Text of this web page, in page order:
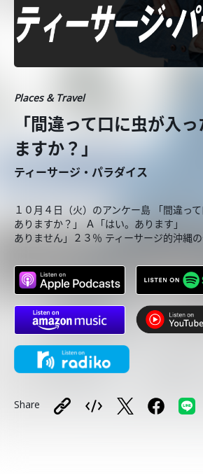
Places & Travel
「間違って口に虫が入
ますか？」
ティーサージ・パラダイス
１０月４日（火）のアンケー島 「間違っ
ありますか？」 Ａ「はい。あります」
ありません」２３％ ティーサージ的沖縄
Share